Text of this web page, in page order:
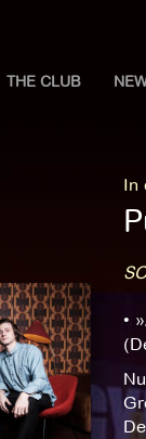
THE CLUB
In
•